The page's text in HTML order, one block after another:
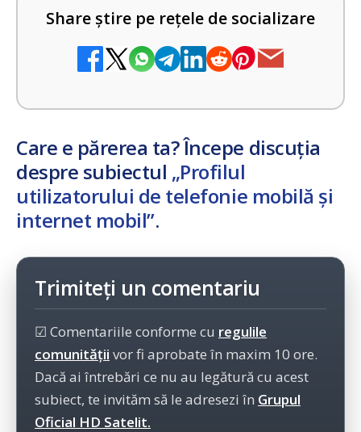
Share știre pe rețele de socializare
Care e părerea ta? Începe discuția
despre subiectul „Profilul
utilizatorului de telefonie mobilă și
internet mobil”.
Trimiteți un comentariu
☑ Comentariile conforme cu regulile
comunității vor fi aprobate în maxim 10 ore.
Dacă ai întrebări ce nu au legătură cu acest
subiect, te invităm să le adresezi în Grupul
Oficial HD Satelit.